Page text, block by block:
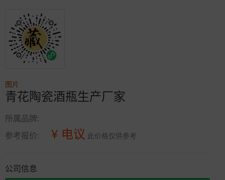
图片
青花陶瓷酒瓶生产厂家
所属品牌:
参考报价:
¥ 电议 此价格仅供参考
公司信息